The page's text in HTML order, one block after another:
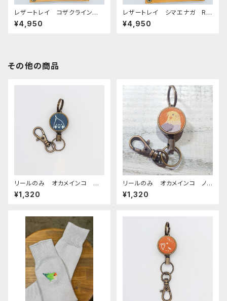
レザートレイ コザクライン
コ イエロー RedBrown
レッドブラウン 栃木レザー こ
¥4,950
レザートレイ シマエナガ Re
dBrown レッドブラウン 栃
木レザー
¥4,950
その他の商品
リールのみ オカメインコ モノ
トーン ネイビー おかめいん
こ
¥1,320
リールのみ オカメインコ ノ
ーマル キャメル おかめいん
こ
¥1,320